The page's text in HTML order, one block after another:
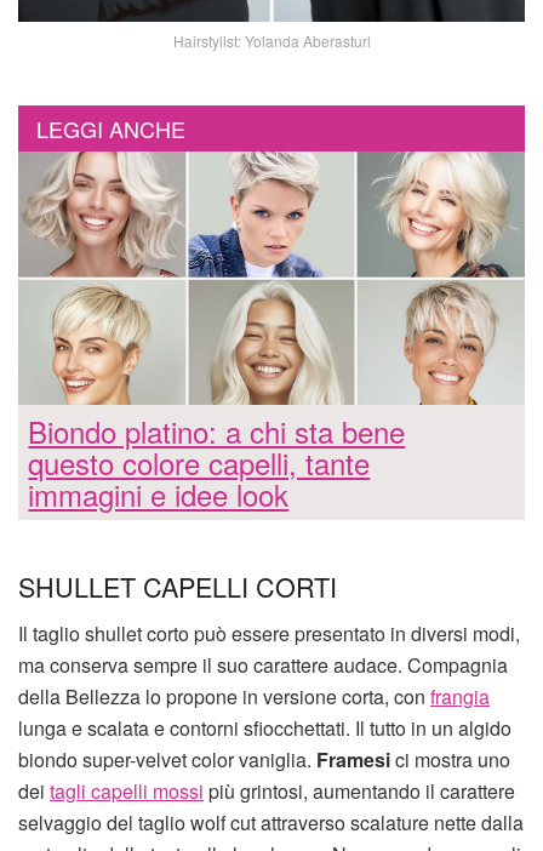
Hairstylist: Yolanda Aberasturi
LEGGI ANCHE
Biondo platino: a chi sta bene
questo colore capelli, tante
immagini e idee look
SHULLET CAPELLI CORTI
Il taglio shullet corto può essere presentato in diversi modi,
ma conserva sempre il suo carattere audace. Compagnia
della Bellezza lo propone in versione corta, con frangia
lunga e scalata e contorni sfiocchettati. Il tutto in un algido
biondo super-velvet color vaniglia. Framesici mostra uno
dei tagli capelli mossi più grintosi, aumentando il carattere
selvaggio del taglio wolf cut attraverso scalature nette dalla